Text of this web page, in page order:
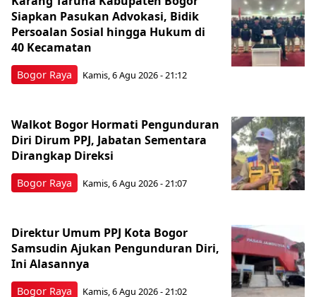
Bogor Raya
Siapkan Pasukan Advokasi, Bidik
Persoalan Sosial hingga Hukum di
40 Kecamatan
Kamis, 6 Agu 2026 - 21:12
Bogor Raya
Walkot Bogor Hormati Pengunduran
Diri Dirum PPJ, Jabatan Sementara
Dirangkap Direksi
Kamis, 6 Agu 2026 - 21:07
Bogor Raya
Direktur Umum PPJ Kota Bogor
Samsudin Ajukan Pengunduran Diri,
Ini Alasannya
Kamis, 6 Agu 2026 - 21:02